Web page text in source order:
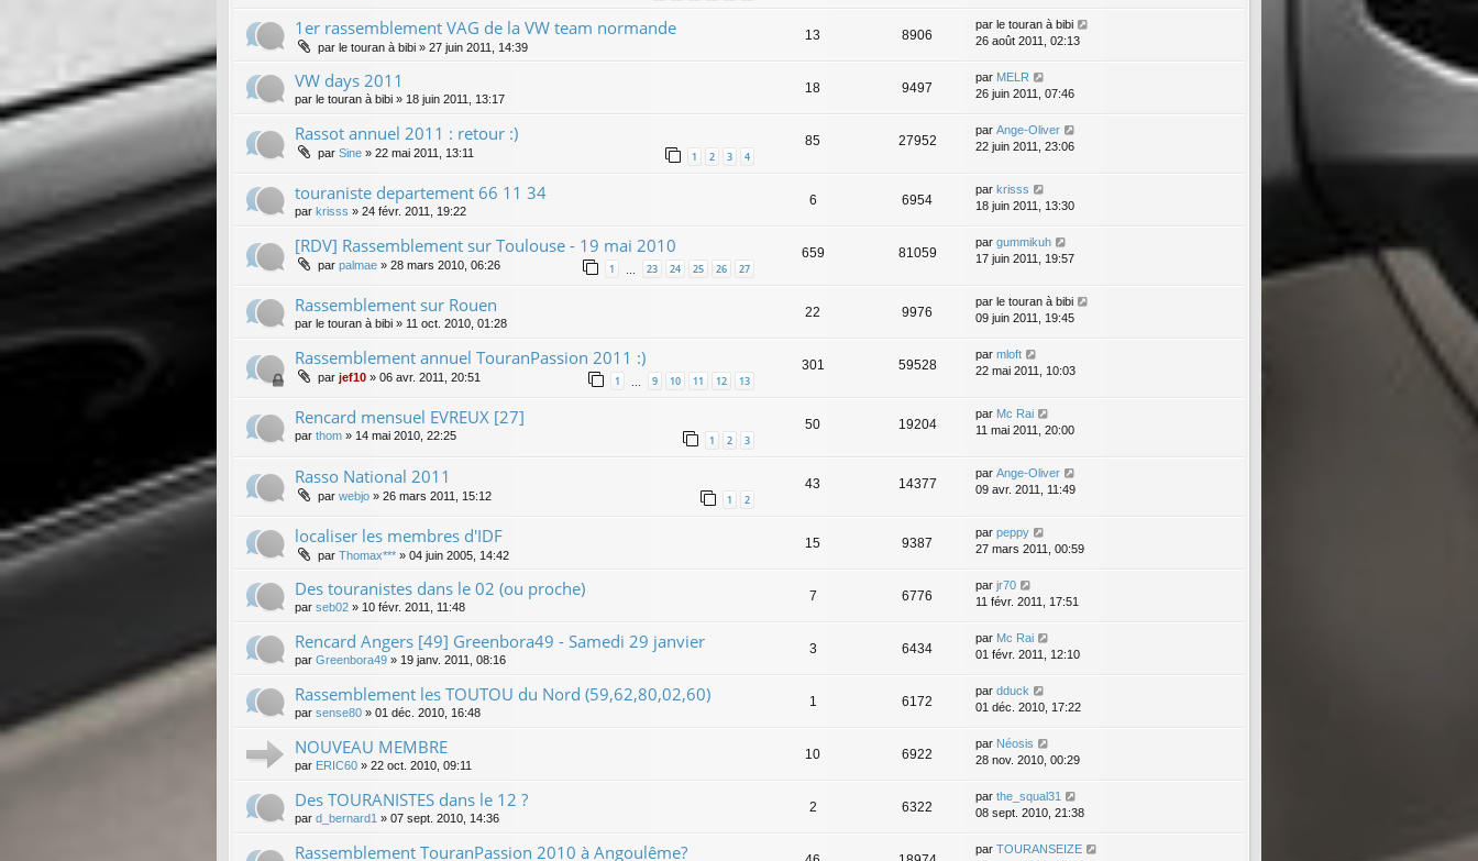
1er rassemblement VAG de la VW team normande
par le touran à bibi » 27 juin 2011, 14:39
13 8906
par le touran à bibi
26 août 2011, 02:13
VW days 2011
par le touran à bibi » 18 juin 2011, 13:17
18 9497
par MELR
26 juin 2011, 07:46
Rassot annuel 2011 : retour :)
par Sine » 22 mai 2011, 13:11 1 2 3 4
85 27952
par Ange-Oliver
22 juin 2011, 23:06
touraniste departement 66 11 34
par krisss » 24 févr. 2011, 19:22
6 6954
par krisss
18 juin 2011, 13:30
[RDV] Rassemblement sur Toulouse - 19 mai 2010
par palmae » 28 mars 2010, 06:26 1 … 23 24 25 26 27
659 81059
par gummikuh
17 juin 2011, 19:57
Rassemblement sur Rouen
par le touran à bibi » 11 oct. 2010, 01:28
22 9976
par le touran à bibi
09 juin 2011, 19:45
Rassemblement annuel TouranPassion 2011 :)
par jef10 » 06 avr. 2011, 20:51 1 … 9 10 11 12 13
301 59528
par mloft
22 mai 2011, 10:03
Rencard mensuel EVREUX [27]
par thom » 14 mai 2010, 22:25 1 2 3
50 19204
par Mc Rai
11 mai 2011, 20:00
Rasso National 2011
par webjo » 26 mars 2011, 15:12 1 2
43 14377
par Ange-Oliver
09 avr. 2011, 11:49
localiser les membres d'IDF
par Thomax*** » 04 juin 2005, 14:42
15 9387
par peppy
27 mars 2011, 00:59
Des touranistes dans le 02 (ou proche)
par seb02 » 10 févr. 2011, 11:48
7 6776
par jr70
11 févr. 2011, 17:51
Rencard Angers [49] Greenbora49 - Samedi 29 janvier
par Greenbora49 » 19 janv. 2011, 08:16
3 6434
par Mc Rai
01 févr. 2011, 12:10
Rassemblement les TOUTOU du Nord (59,62,80,02,60)
par sense80 » 01 déc. 2010, 16:48
1 6172
par dduck
01 déc. 2010, 17:22
NOUVEAU MEMBRE
par ERIC60 » 22 oct. 2010, 09:11
10 6922
par Néosis
28 nov. 2010, 00:29
Des TOURANISTES dans le 12 ?
par d_bernard1 » 07 sept. 2010, 14:36
2 6322
par the_squal31
08 sept. 2010, 21:38
Rassemblement TouranPassion 2010 à Angoulême? par TOURANSEIZE